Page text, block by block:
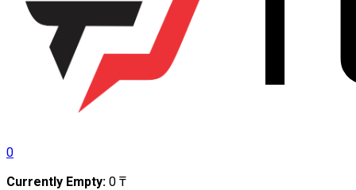
0
Currently Empty: 0 ₸